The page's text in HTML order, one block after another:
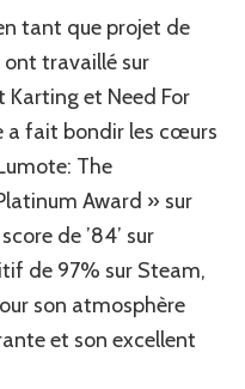
tant que projet de
ont travaillé sur
Karting et Need For
a fait bondir les cœurs
The
Award » sur
de ’84’ sur
de 97% sur Steam,
son atmosphère
et son excellent